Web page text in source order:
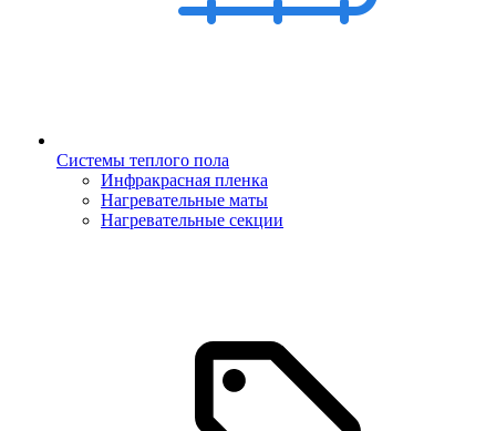
Системы теплого пола
Инфракрасная пленка
Нагревательные маты
Нагревательные секции